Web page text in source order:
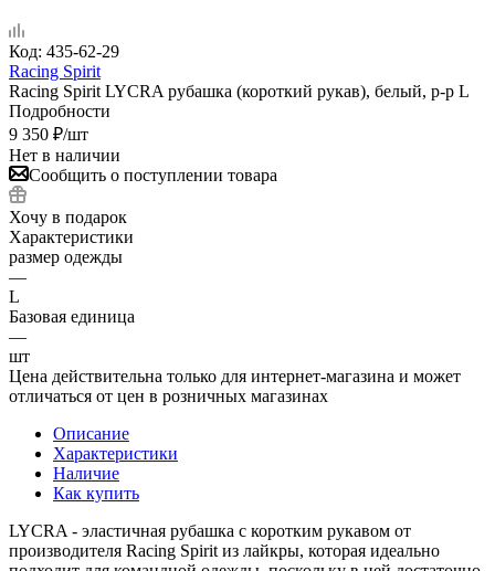
Код: 435-62-29
Racing Spirit
Racing Spirit LYCRA рубашка (короткий рукав), белый, р-р L
Подробности
9 350 ₽/шт
Нет в наличии
Сообщить о поступлении товара
Хочу в подарок
Характеристики
размер одежды
—
L
Базовая единица
—
шт
Цена действительна только для интернет-магазина и может
отличаться от цен в розничных магазинах
Описание
Характеристики
Наличие
Как купить
LYCRA - эластичная рубашка с коротким рукавом от
производителя Racing Spirit из лайкры, которая идеально